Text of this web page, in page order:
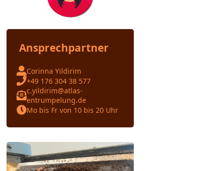
Ansprechpartner
Corinna Yildirim
+49 176 304 38 577
c.yildirim@atlas-
entrumpelung.de
Mo bis Fr von 10 bis 20 Uhr